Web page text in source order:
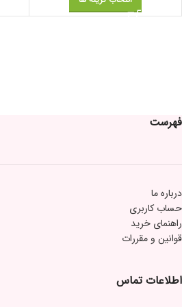
فهرست
درباره ما
حساب کاربری
راهنمای خرید
قوانین و مقررات
اطلاعات تماس